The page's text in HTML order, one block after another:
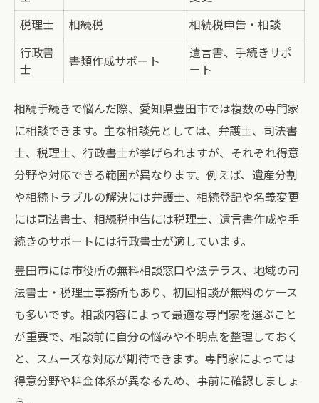
税理士
相続税
相続税申告・相談
行政書
士
書類作成サポート
遺言書、手続きサポ
ート
相続手続きで悩んだ際、愛知県豊田市では複数の専門家
に相談できます。主な相談先としては、弁護士、司法書
士、税理士、行政書士が挙げられますが、それぞれ得意
分野や対応できる範囲が異なります。例えば、遺産分割
や相続トラブルの解決には弁護士、相続登記や名義変更
には司法書士、相続税申告には税理士、遺言書作成や手
続きのサポートには行政書士が適しています。
豊田市には市役所の無料相談窓口や法テラス、地域の司
法書士・税理士事務所もあり、初回相談が無料のケース
も多いです。相談内容によって最適な専門家を選ぶこと
が重要で、相談前に自分の悩みや不明点を整理しておく
と、スムーズな対応が期待できます。専門家によっては
得意分野や料金体系が異なるため、事前に確認しましょ